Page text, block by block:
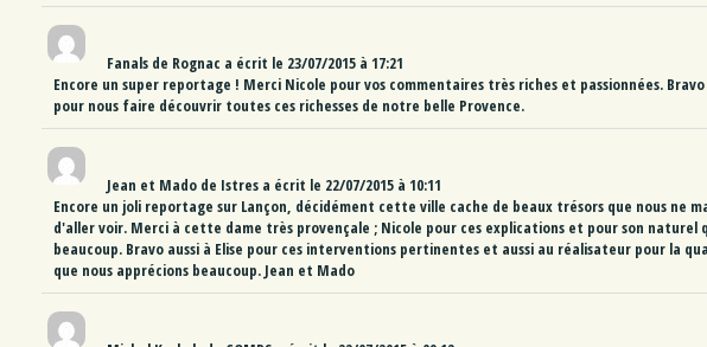
Fanals de Rognac a écrit le 23/07/2015 à 17:21
Encore un super reportage ! Merci Nicole pour vos commentaires très riches et passionnées. Bravo
pour nous faire découvrir toutes ces richesses de notre belle Provence.
Jean et Mado de Istres a écrit le 22/07/2015 à 10:11
Encore un joli reportage sur Lançon, décidément cette ville cache de beaux trésors que nous ne
d'aller voir. Merci à cette dame très provençale ; Nicole pour ces explications et pour son naturel
beaucoup. Bravo aussi à Elise pour ces interventions pertinentes et aussi au réalisateur pour la
que nous apprécions beaucoup. Jean et Mado